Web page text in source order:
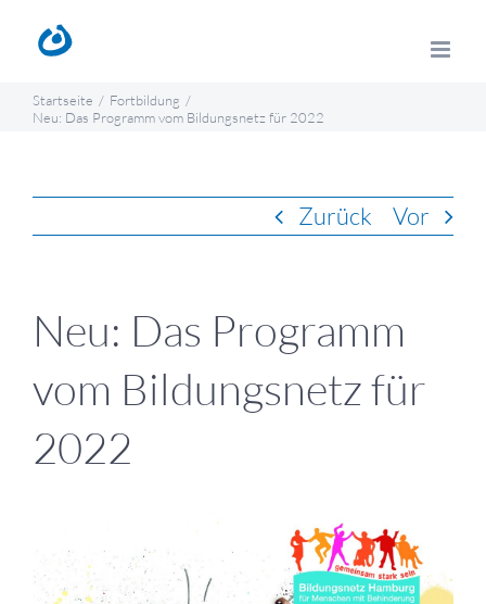
Inhalt
springen
Startseite
Fortbildung
Neu: Das Programm vom Bildungsnetz für 2022
Zurück Vor
Neu: Das Programm
vom Bildungsnetz für
2022
grösseres
Bild